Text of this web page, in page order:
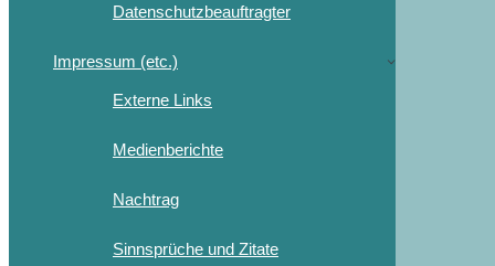
Datenschutzbeauftragter
Impressum (etc.)
Externe Links
Medienberichte
Nachtrag
Sinnsprüche und Zitate